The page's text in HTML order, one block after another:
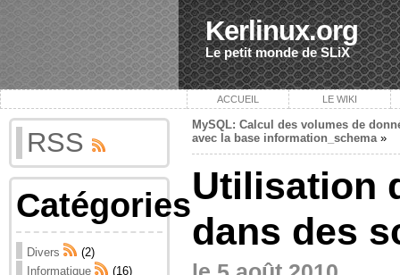
Kerlinux.org
Le petit monde de SLiX
ACCUEIL LE WIKI
RSS
Catégories
Divers
(2)
Informatique
(16)
MySQL: Calcul des volumes de
avec la base information_schema»
Utilisation
dans des